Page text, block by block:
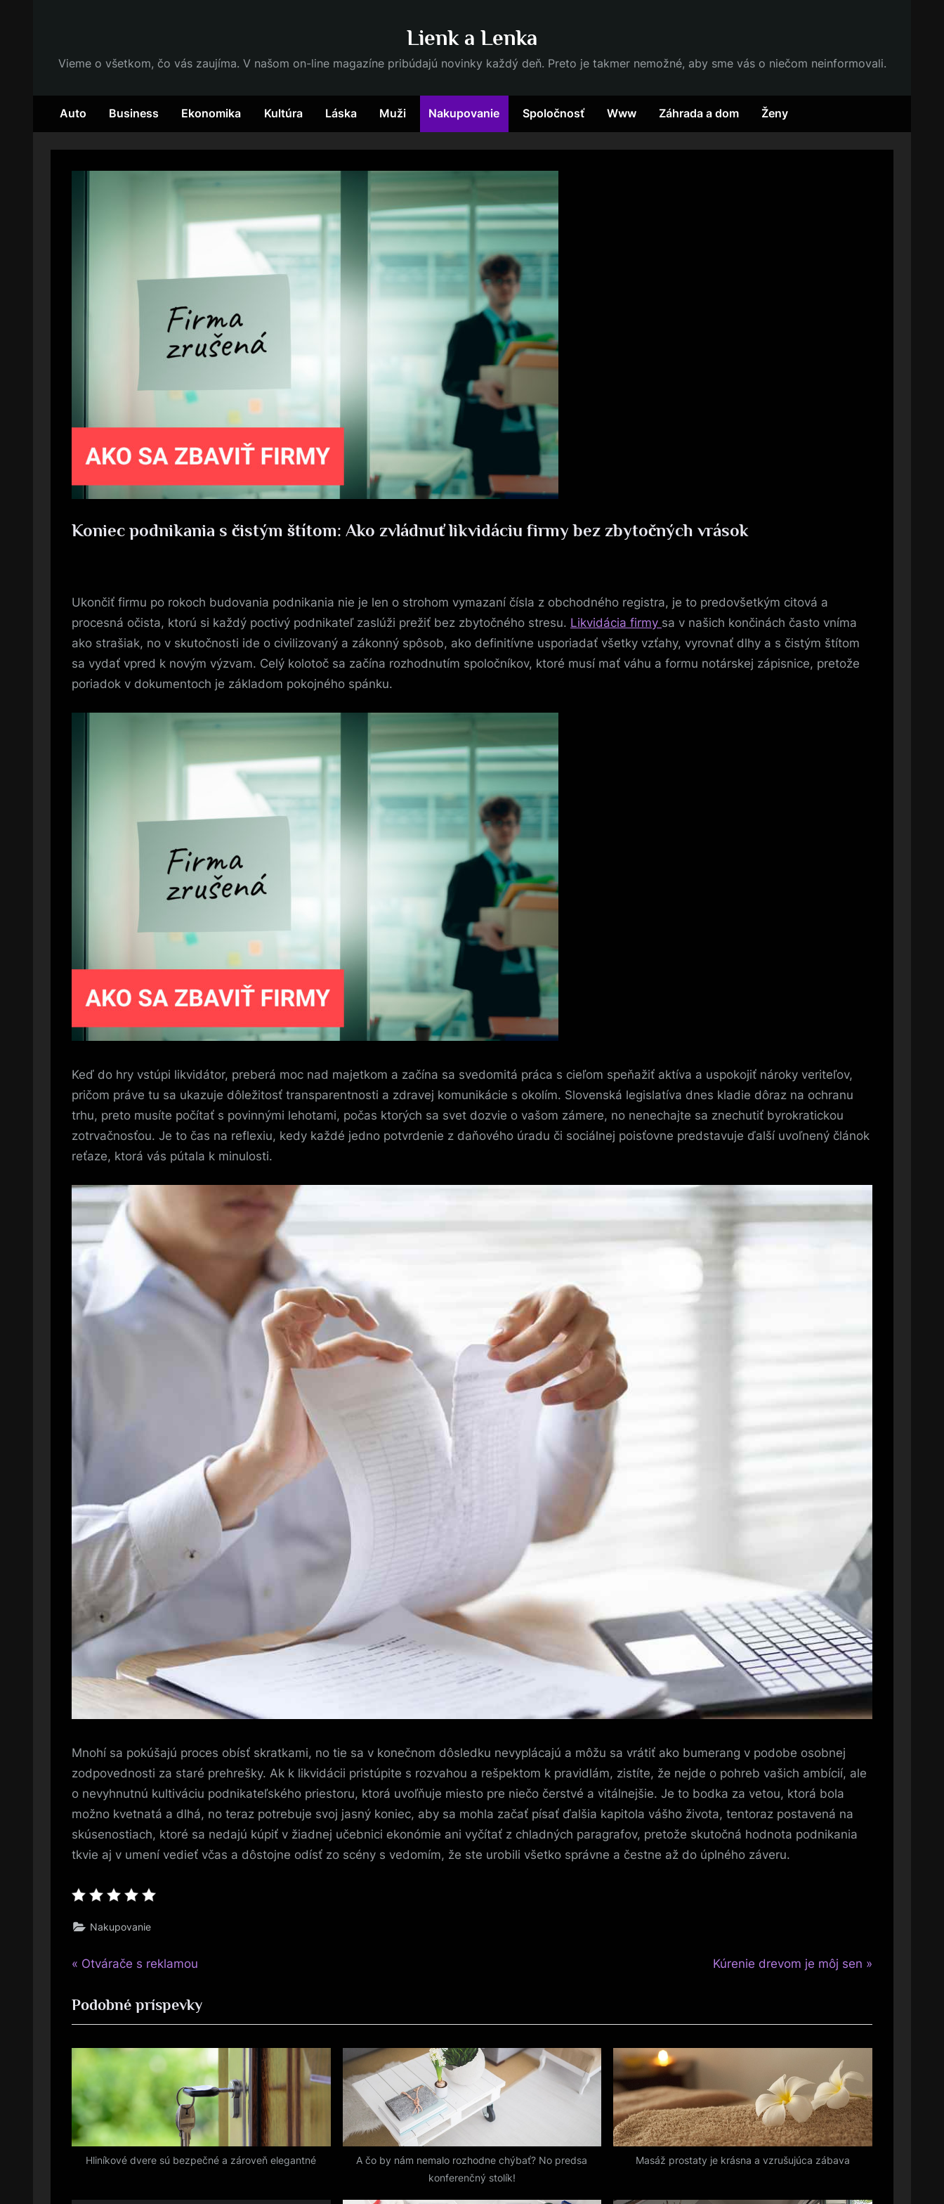
Lienk a Lenka
Vieme o všetkom, čo vás zaujíma. V našom on-line magazíne pribúdajú novinky každý deň. Preto je takmer nemožné, aby sme vás o niečom neinformovali.
Auto Business Ekonomika Kultúra Láska Muži Nakupovanie Spoločnosť Www Záhrada a dom Ženy
Koniec podnikania s čistým štítom: Ako zvládnuť likvidáciu firmy bez zbytočných vrások
Ukončiť firmu po rokoch budovania podnikania nie je len o strohom vymazaní čísla z obchodného registra, je to predovšetkým citová a
procesná očista, ktorú si každý poctivý podnikateľ zaslúži prežiť bez zbytočného stresu. Likvidácia firmy sa v našich končinách často vníma
ako strašiak, no v skutočnosti ide o civilizovaný a zákonný spôsob, ako definitívne usporiadať všetky vzťahy, vyrovnať dlhy a s čistým štítom
sa vydať vpred k novým výzvam. Celý kolotoč sa začína rozhodnutím spoločníkov, ktoré musí mať váhu a formu notárskej zápisnice, pretože
poriadok v dokumentoch je základom pokojného spánku.
Keď do hry vstúpi likvidátor, preberá moc nad majetkom a začína sa svedomitá práca s cieľom speňažiť aktíva a uspokojiť nároky veriteľov,
pričom práve tu sa ukazuje dôležitosť transparentnosti a zdravej komunikácie s okolím. Slovenská legislatíva dnes kladie dôraz na ochranu
trhu, preto musíte počítať s povinnými lehotami, počas ktorých sa svet dozvie o vašom zámere, no nenechajte sa znechutiť byrokratickou
zotrvačnosťou. Je to čas na reflexiu, kedy každé jedno potvrdenie z daňového úradu či sociálnej poisťovne predstavuje ďalší uvoľnený článok
reťaze, ktorá vás pútala k minulosti.
Mnohí sa pokúšajú proces obísť skratkami, no tie sa v konečnom dôsledku nevyplácajú a môžu sa vrátiť ako bumerang v podobe osobnej
zodpovednosti za staré prehrešky. Ak k likvidácii pristúpite s rozvahou a rešpektom k pravidlám, zistíte, že nejde o pohreb vašich ambícií, ale
o nevyhnutnú kultiváciu podnikateľského priestoru, ktorá uvoľňuje miesto pre niečo čerstvé a vitálnejšie. Je to bodka za vetou, ktorá bola
možno kvetnatá a dlhá, no teraz potrebuje svoj jasný koniec, aby sa mohla začať písať ďalšia kapitola vášho života, tentoraz postavená na
skúsenostiach, ktoré sa nedajú kúpiť v žiadnej učebnici ekonómie ani vyčítať z chladných paragrafov, pretože skutočná hodnota podnikania
tkvie aj v umení vedieť včas a dôstojne odísť zo scény s vedomím, že ste urobili všetko správne a čestne až do úplného záveru.
Nakupovanie
Navigace
pro
příspěvek
P
e
v
u
s
P
o
s
Otvárače s reklamou
N
t
t
:
Kúrenie drevom je môj sen
Podobné príspevky
Hliníkové dvere sú bezpečné a zároveň elegantné
A čo by nám nemalo rozhodne chýbať? No predsa
konferenčný stolík!
Masáž prostaty je krásna a vzrušujúca zábava